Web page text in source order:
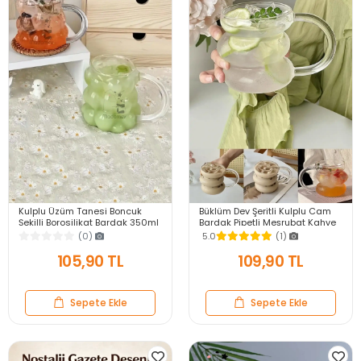
Kulplu Üzüm Tanesi Boncuk
Şekilli Borosilikat Bardak 350ml
Isıya Dayanıklı Kahve Sunum
(0)
105,90 TL
Sepete Ekle
Büklüm Dev Şeritli Kulplu Cam
Bardak Pipetli Meşrubat Kahve
Sunum Kokteyl Bardağı 400ml
5.0 (1)
109,90 TL
Sepete Ekle